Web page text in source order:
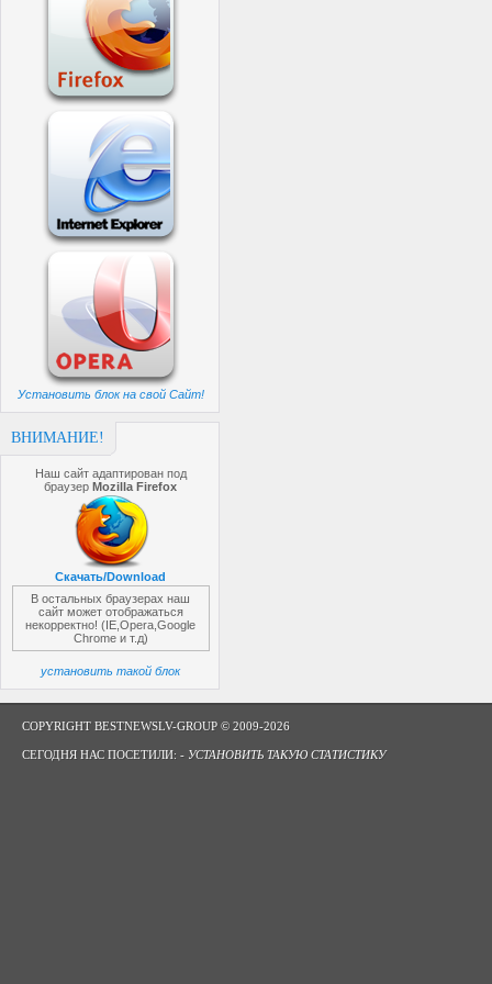
Установить блок на свой Сайт!
ВНИМАНИЕ!
Наш сайт адаптирован под
браузерMozilla Firefox
Скачать/Download
В остальных браузерах наш
сайт может отображаться
некорректно! (IE,Opera,Google
Chrome и т.д)
установить такой блок
COPYRIGHT BESTNEWSLV-GROUP © 2009-2026
СЕГОДНЯ НАС ПОСЕТИЛИ: - УСТАНОВИТЬ ТАКУЮ СТАТИСТИКУ